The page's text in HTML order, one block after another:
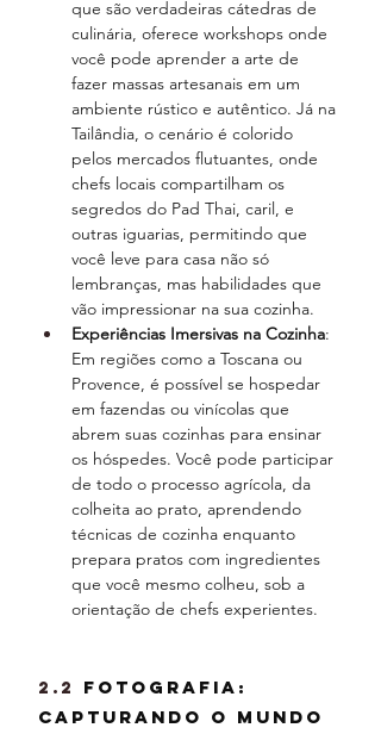
que são verdadeiras cátedras de
culinária, oferece workshops onde
você pode aprender a arte de
fazer massas artesanais em um
ambiente rústico e autêntico. Já na
Tailândia, o cenário é colorido
pelos mercados flutuantes, onde
chefs locais compartilham os
segredos do Pad Thai, caril, e
outras iguarias, permitindo que
você leve para casa não só
lembranças, mas habilidades que
vão impressionar na sua cozinha.
Experiências Imersivas na Cozinha:
Em regiões como a Toscana ou
Provence, é possível se hospedar
em fazendas ou vinícolas que
abrem suas cozinhas para ensinar
os hóspedes. Você pode participar
de todo o processo agrícola, da
colheita ao prato, aprendendo
técnicas de cozinha enquanto
prepara pratos com ingredientes
que você mesmo colheu, sob a
orientação de chefs experientes.
2.2 Fotografia:
Capturando o Mundo